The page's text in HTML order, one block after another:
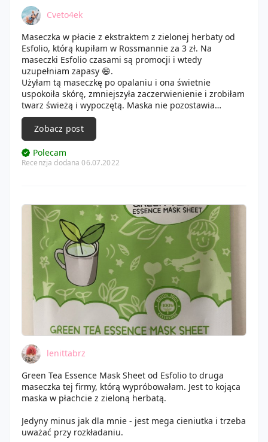
Cveto4ek
Maseczka w płacie z ekstraktem z zielonej herbaty od
Esfolio, którą kupiłam w Rossmannie za 3 zł. Na
maseczki Esfolio czasami są promocji i wtedy
uzupełniam zapasy 😄.
Użyłam tą maseczkę po opalaniu i ona świetnie
uspokoiła skórę, zmniejszyła zaczerwienienie i zrobiłam
twarz świeżą i wypoczętą. Maska nie pozostawia
klejącej warstwy i ma świeży zapach. Płachta nie do
końca mnie odpowiada, jest za mała, ale spoko. Esencji
w opakowaniu jest dużo, płachta mocno nasączona.
Polecam spróbować tą maseczkę ❤.
Zobacz post
Polecam
Recenzja dodana 06.07.2022
lenittabrz
Green Tea Essence Mask Sheet od Esfolio to druga
maseczka tej firmy, którą wypróbowałam. Jest to kojąca
maska w płachcie z zieloną herbatą.
Jedyny minus jak dla mnie - jest mega cieniutka i trzeba
uważać przy rozkładaniu.